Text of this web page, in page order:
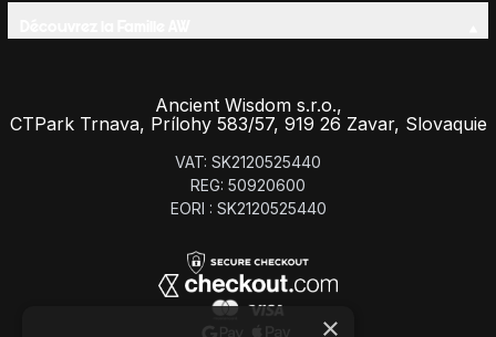
Ancient Wisdom s.r.o.,
CTPark Trnava, Prílohy 583/57, 919 26 Zavar, Slovaquie
VAT: SK2120525440
REG: 50920600
EORI : SK2120525440
×